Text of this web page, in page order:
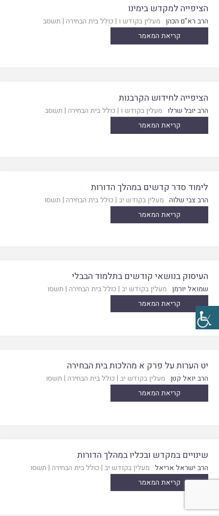
הציפייה למקדש בימינו
הרב רא"ם הכהן מעלין בקודש ו | כולל בית הבחירה | תשסב
קריאת המאמר
הציפייה לחידוש הקרבנות
הרב יובל שרלו מעלין בקודש ו | כולל בית הבחירה | תשסב
קריאת המאמר
לימוד סדר קדשים במהלך הדורות
הרב צבי שלוה מעלין בקודש יב | כולל בית הבחירה | תשסו
קריאת המאמר
העיסוק בנושאי קודשים בתלמוד הבבלי
שמואל יורמן מעלין בקודש יב | כולל בית הבחירה | תשסו
קריאת המאמר
יט הערות על פרק א מהלכות בית הבחירה
הרב יואל קטן מעלין בקודש יב | כולל בית הבחירה | תשסו
קריאת המאמר
שינויים במקדש ובכליו במהלך הדורות
הרב ישראל אריאל מעלין בקודש יב | כולל בית הבחירה | תשסו
קריאת המאמר